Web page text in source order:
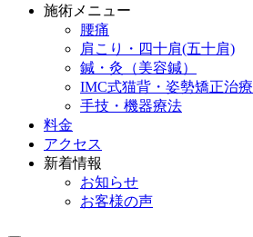
施術メニュー
腰痛
肩こり・四十肩(五十肩)
鍼・灸（美容鍼）
IMC式猫背・姿勢矯正治療
手技・機器療法
料金
アクセス
新着情報
お知らせ
お客様の声